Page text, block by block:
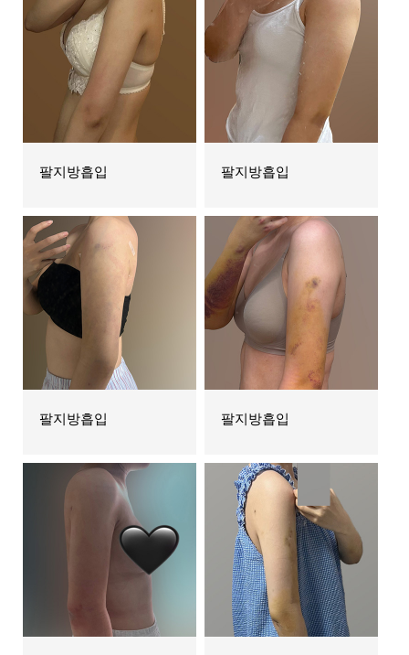
팔지방흡입 팔지방흡입
팔지방흡입 팔지방흡입